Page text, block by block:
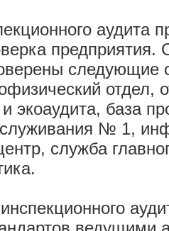
аудита
предприятия.
следующие
отдел,
экоаудита, база
№ 1,
служба